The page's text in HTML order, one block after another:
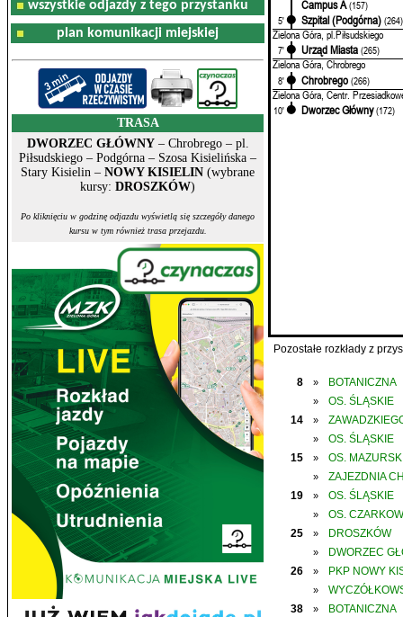
wszystkie odjazdy z tego przystanku
plan komunikacji miejskiej
TRASA
DWORZEC GŁÓWNY– Chrobrego – pl.
Piłsudskiego – Podgórna – Szosa Kisielińska –
Stary Kisielin – NOWY KISIELIN (wybrane
kursy: DROSZKÓW)
Po kliknięciu w godzinę odjazdu wyświetlą się szczegóły danego
kursu w tym również trasa przejazdu.
Campus A (157)
5'
Szpital (Podgórna) (264)
Zielona Góra, pl.Piłsudskiego
7' Urząd Miasta (265)
Zielona Góra, Chrobrego
8' Chrobrego (266)
Zielona Góra, Centr.
10' Dworzec Główny (172)
Pozostałe rozkłady z
8 » BOTANICZNA
»
OS. ŚLĄSKIE
14
»
»
OS. ŚLĄSKIE
15
» OS.
»
ZAJEZDNIA
19
» OS. ŚLĄSKIE
»
OS.
25
» DROSZKÓW
»
DWORZEC
26
» PKP NOWY
»
38
»
BOTANICZNA